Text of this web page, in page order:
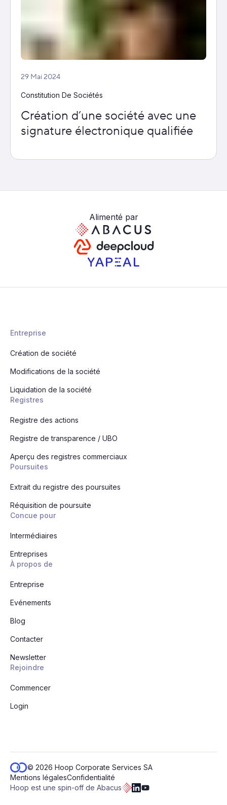
29 Mai 2024
Constitution De Sociétés
Création d’une société avec une
signature électronique qualifiée
Alimenté par
Entreprise
Création de société
Modifications de la société
Liquidation de la société
Registres
Registre des actions
Registre de transparence / UBO
Aperçu des registres commerciaux
Poursuites
Extrait du registre des poursuites
Réquisition de poursuite
Concue pour
Intermédiaires
Entreprises
À propos de
Entreprise
Evénements
Blog
Contacter
Newsletter
Rejoindre
Commencer
Login
© 2026 Hoop Corporate Services SA
Mentions légalesConfidentialité
Hoop est une spin-off de Abacus